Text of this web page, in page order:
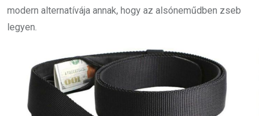
modern alternatívája annak, hogy az alsóneműdben zseb
legyen.